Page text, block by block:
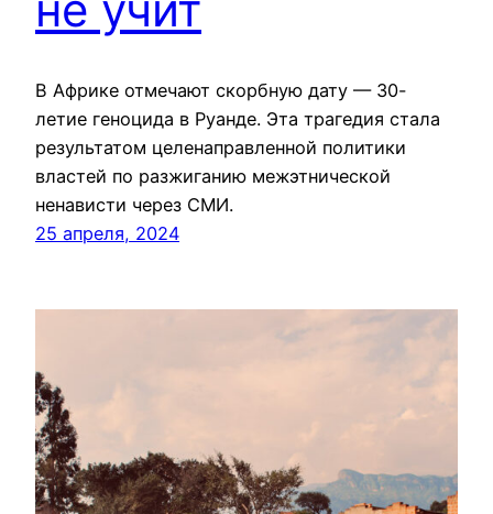
В Африке отмечают скорбную дату — 30-
летие геноцида в Руанде. Эта трагедия стала
результатом целенаправленной политики
властей по разжиганию межэтнической
ненависти через СМИ.
25 апреля, 2024